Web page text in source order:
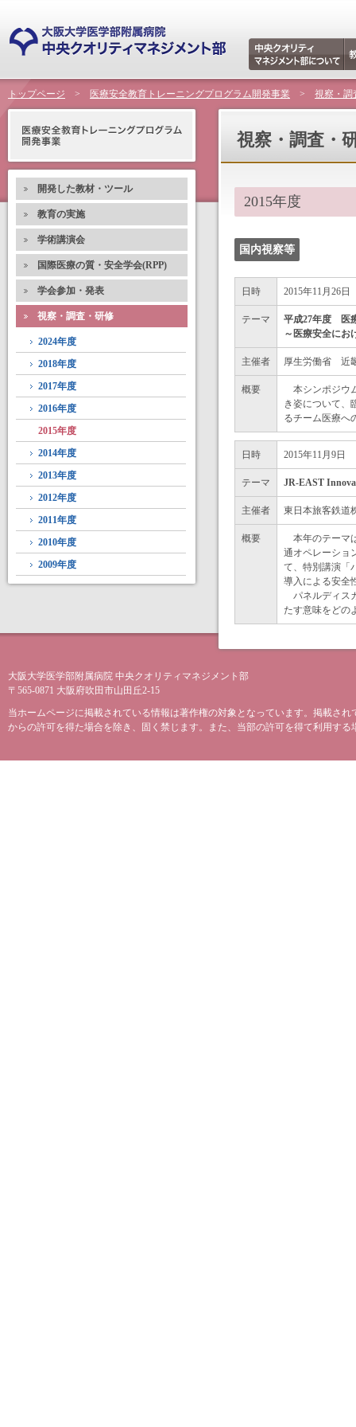
トップページ > 医療安全教育トレーニングプログラム開発事業 > 視察・調
開発した教材・ツール
教育の実施
学術講演会
国際医療の質・安全学会(RPP)
学会参加・発表
視察・調査・研修
2024年度
2018年度
2017年度
2016年度
2015年度
2014年度
2013年度
2012年度
2011年度
2010年度
2009年度
視察・調査・
2015年度
国内視察等
日時 2015年11月26日
テーマ
平成27年度 医
～医療安全にお
主催者 厚生労働省 近
概要
本シンポジウ
き姿について、
るチーム医療へ
日時 2015年11月9日
テーマ JR-EAST
主催者 東日本旅客鉄道
概要
本年のテーマ
通オペレーショ
て、特別講演「
導入による安全
パネルディス
たす意味をどの
大阪大学医学部附属病院 中央クオリティマネジメント部
〒565-0871 大阪府吹田市山田丘2-15
当ホームページに掲載されている情報は著作権の対象となっています。掲載さ
からの許可を得た場合を除き、固く禁じます。また、当部の許可を得て利用す